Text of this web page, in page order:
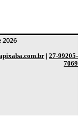
| 27-99205-
7069